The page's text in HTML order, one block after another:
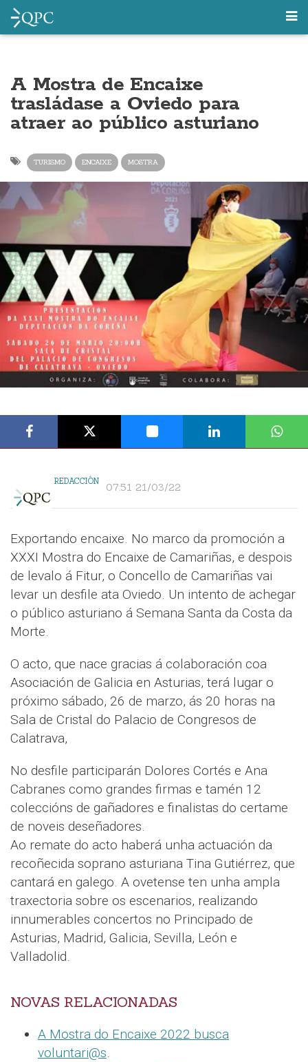
A Mostra de Encaixe
trasládase a Oviedo para
atraer ao público asturiano
TURISMO ENCAIXE MOSTRA
REDACCIÓN 07:51 21/03/22
Exportando encaixe. No marco da promoción a
XXXI Mostra do Encaixe de Camariñas, e despois
de levalo á Fitur, o Concello de Camariñas vai
levar un desfile ata Oviedo. Un intento de achegar
o público asturiano á Semana Santa da Costa da
Morte.
O acto, que nace gracias á colaboración coa
Asociación de Galicia en Asturias, terá lugar o
próximo sábado, 26 de marzo, ás 20 horas na
Sala de Cristal do Palacio de Congresos de
Calatrava,
No desfile participarán Dolores Cortés e Ana
Cabranes como grandes firmas e tamén 12
coleccións de gañadores e finalistas do certame
de noveis deseñadores.
Ao remate do acto haberá unha actuación da
recoñecida soprano asturiana Tina Gutiérrez, que
cantará en galego. A ovetense ten unha ampla
traxectoria sobre os escenarios, realizando
innumerables concertos no Principado de
Asturias, Madrid, Galicia, Sevilla, León e
Valladolid.
NOVAS RELACIONADAS
A Mostra do Encaixe 2022 busca
voluntari@s.